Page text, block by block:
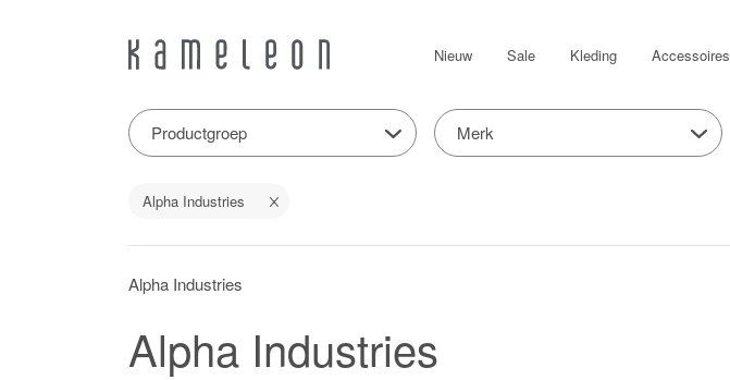
Nieuw Sale Kleding Accessoires
Productgroep Merk
Alpha Industries
Alpha Industries
Alpha Industries